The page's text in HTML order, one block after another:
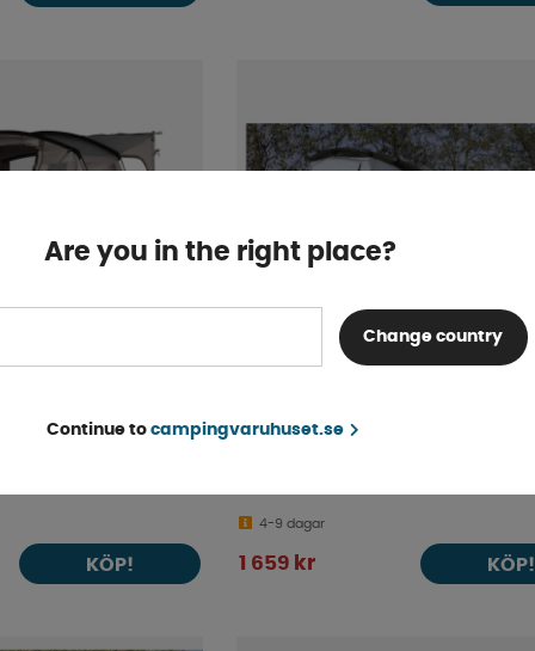
DA
KÖP!
4-9 dagar
1 659 kr KÖP!
Are you in the right place?
Change country
Continue to campingvaruhuset.se